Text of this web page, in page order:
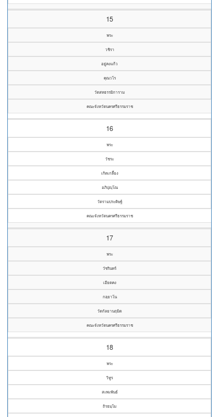
15
พระ
วชิรา
อยู่คงแก้ว
คุณวโร
วัดสหธรรมิการาม
คณะจังหวัดนครศรีธรรมราช
16
พระ
วัชระ
เกิดเกลี้ยง
อภิปุญฺโณ
วัดรามประดิษฐ์
คณะจังหวัดนครศรีธรรมราช
17
พระ
วัชรินทร์
เอียดคง
กลฺยาโน
วัดกัลยานฤมิต
คณะจังหวัดนครศรีธรรมราช
18
พระ
วิทูร
สะพะพันธ์
ถิรธมฺโม